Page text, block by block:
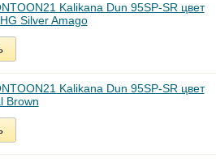
Kalikana Dun 95SP-SR цвет
Silver Amago
Kalikana Dun 95SP-SR цвет
Brown